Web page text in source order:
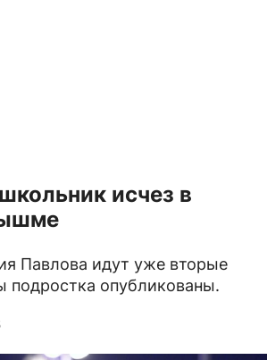
исчез в
Павлова идут уже вторые
подростка опубликованы.